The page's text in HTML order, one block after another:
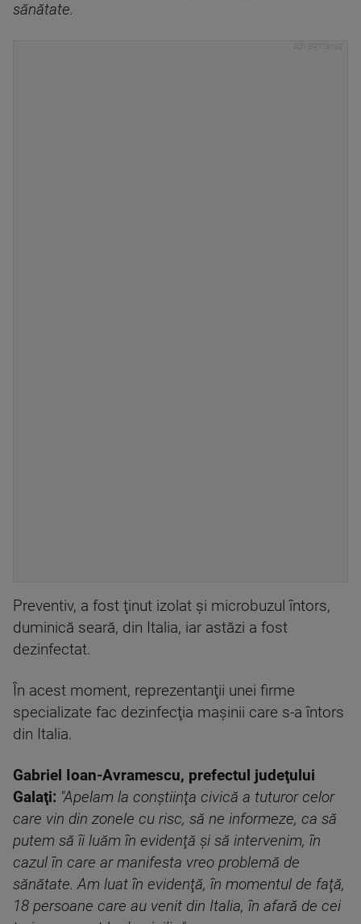
sănătate.
Preventiv, a fost ţinut izolat şi microbuzul întors,
duminică seară, din Italia, iar astăzi a fost
dezinfectat.
În acest moment, reprezentanţii unei firme
specializate fac dezinfecţia maşinii care s-a întors
din Italia.
Gabriel Ioan-Avramescu, prefectul judeţului
Galaţi: "Apelam la conştiinţa civică a tuturor celor
care vin din zonele cu risc, să ne informeze, ca să
putem să îi luăm în evidenţă şi să intervenim, în
cazul în care ar manifesta vreo problemă de
sănătate. Am luat în evidenţă, în momentul de faţă,
18 persoane care au venit din Italia, în afară de cei